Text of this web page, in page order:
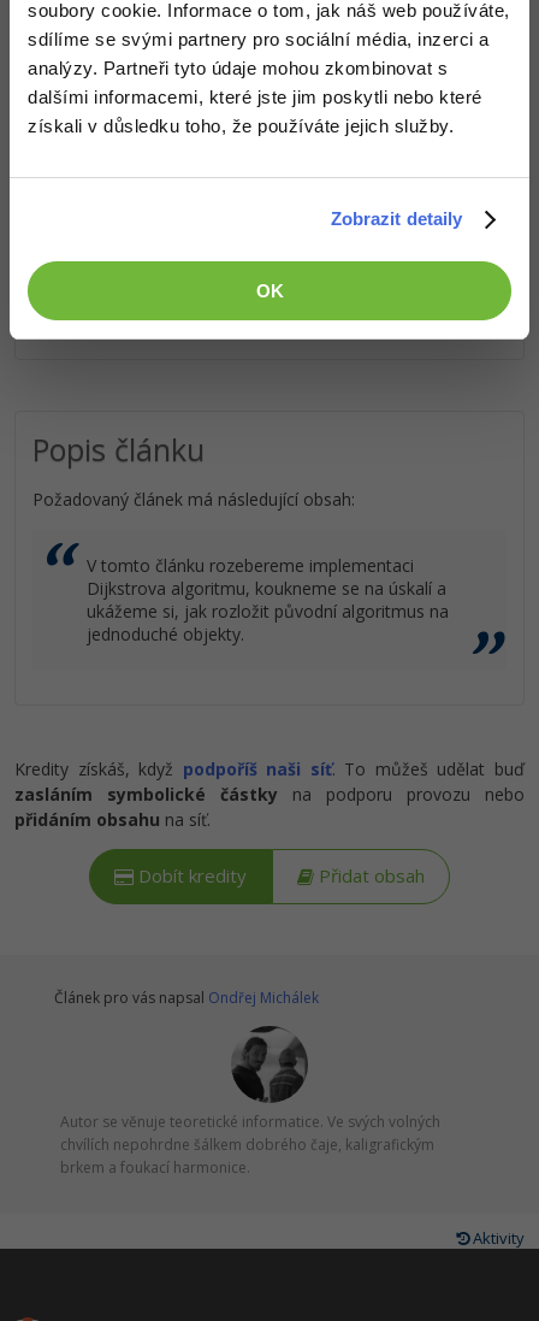
soubory cookie. Informace o tom, jak náš web používáte,
sdílíme se svými partnery pro sociální média, inzerci a
analýzy. Partneři tyto údaje mohou zkombinovat s
dalšími informacemi, které jste jim poskytli nebo které
získali v důsledku toho, že používáte jejich služby.
Zobrazit detaily
OK
Windows
Linux
Fórum
Obsah článku spadá pod licenciPremium, koupí článku souhlasíš
sesmluvními podmínkami.
Co od nás v dalších lekcích dostaneš?
Přístup k jednotlivým lekcím dle způsobu pořízení.
Kvalitní znalostiv oblasti IT.
Dovednosti, které ti pomohou získat vysněnou a
Popis článku
Požadovaný článek má následující obsah:
V tomto článku rozebereme implementaci
Dijkstrova algoritmu, koukneme se na úskalí a
ukážeme si, jak rozložit původní algoritmus na
jednoduché objekty.
Kredity získáš, když podpoříš naši síť. To můžeš udělat buď
zasláním symbolické částky na podporu provozu nebo
přidáním obsahu na síť.
Dobít kredity Přidat obsah
Článek pro vás napsal Ondřej Michálek
Autor se věnuje teoretické informatice. Ve svých volných
chvílích nepohrdne šálkem dobrého čaje, kaligrafickým
brkem a foukací harmonice.
Aktivity